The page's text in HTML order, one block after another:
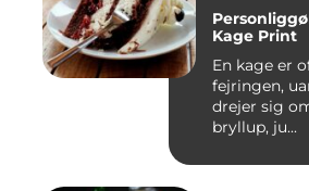
Kage Print
En kage er
fejringen,
drejer sig
bryllup, ju...